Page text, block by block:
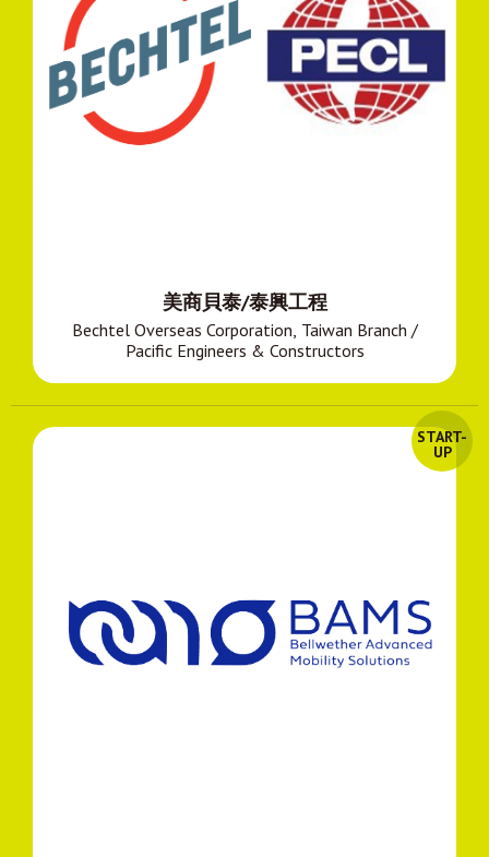
美商貝泰/泰興工程
Bechtel Overseas Corporation, Taiwan Branch /
Pacific Engineers & Constructors
START-
UP